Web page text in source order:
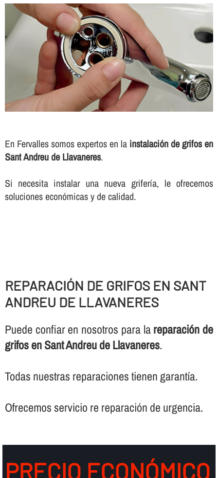
En Fervalles somos expertos en la instalación de grifos en
Sant Andreu de Llavaneres.
Si necesita instalar una nueva griferí­a, le ofrecemos
soluciones económicas y de calidad.
REPARACIÓN DE GRIFOS EN SANT
ANDREU DE LLAVANERES
Puede confiar en nosotros para lareparación de
grifos en Sant Andreu de Llavaneres.
Todas nuestras reparaciones tienen garantí­a.
Ofrecemos servicio re reparación de urgencia.
PRECIO ECONÓMICO